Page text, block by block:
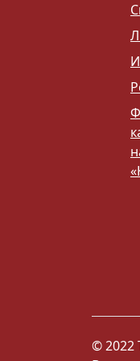
© 2022